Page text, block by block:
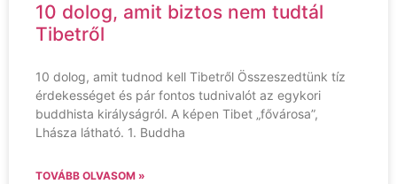
10 dolog, amit biztos nem tudtál
Tibetről
10 dolog, amit tudnod kell Tibetről Összeszedtünk tíz
érdekességet és pár fontos tudnivalót az egykori
buddhista királyságról. A képen Tibet „fővárosa”,
Lhásza látható. 1. Buddha
TOVÁBB OLVASOM »